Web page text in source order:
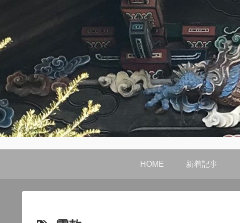
HOME 新着記事